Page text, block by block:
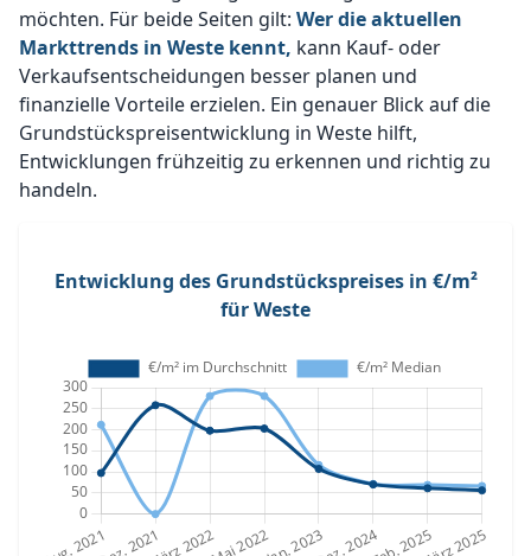
möchten. Für beide Seiten gilt: Wer die aktuellen
Markttrends in Weste kennt, kann Kauf- oder
Verkaufsentscheidungen besser planen und
finanzielle Vorteile erzielen. Ein genauer Blick auf die
Grundstückspreisentwicklung in Weste hilft,
Entwicklungen frühzeitig zu erkennen und richtig zu
handeln.
Entwicklung des Grundstückspreises in €/m²
für Weste